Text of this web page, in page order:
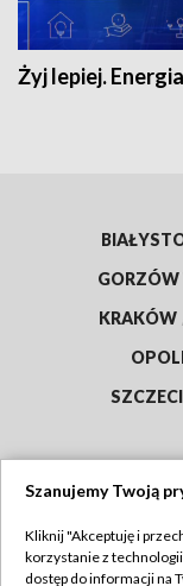
Żyj lepiej.
GORZÓW
KRAKÓW
Szanujemy Twoją
Kliknij "Akceptuję i
korzystanie z
dostęp do informacji na